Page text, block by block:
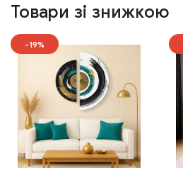
Товари зі знижкою
-19%